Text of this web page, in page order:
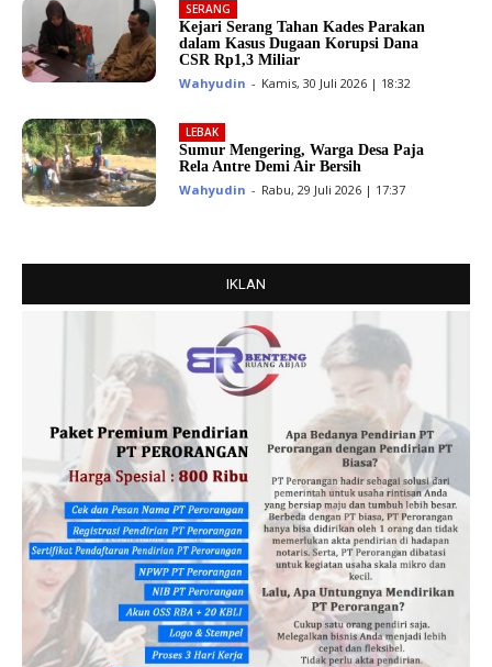
SERANG
Kejari Serang Tahan Kades Parakan
dalam Kasus Dugaan Korupsi Dana
CSR Rp1,3 Miliar
Wahyudin - Kamis, 30 Juli 2026 | 18:32
LEBAK
Sumur Mengering, Warga Desa Paja
Rela Antre Demi Air Bersih
Wahyudin - Rabu, 29 Juli 2026 | 17:37
IKLAN